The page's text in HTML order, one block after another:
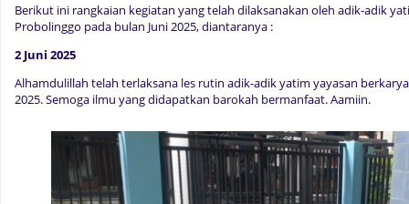
Berikut ini rangkaian kegiatan yang telah dilaksanakan oleh adik-adik
Probolinggo pada bulan Juni 2025, diantaranya :
2 Juni 2025
Alhamdulillah telah terlaksana les rutin adik-adik yatim yayasan
2025. Semoga ilmu yang didapatkan barokah bermanfaat. Aamiin.